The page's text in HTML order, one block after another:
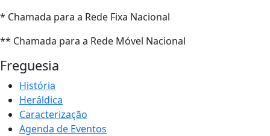
* Chamada para a Rede Fixa Nacional
** Chamada para a Rede Móvel Nacional
Freguesia
História
Heráldica
Caracterização
Agenda de Eventos